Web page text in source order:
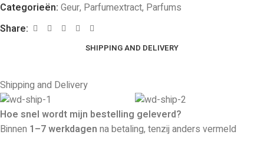
Categorieën: Geur, Parfumextract, Parfums
Share:
SHIPPING AND DELIVERY
Shipping and Delivery
Hoe snel wordt mijn bestelling geleverd?
Binnen 1–7 werkdagen na betaling, tenzij anders vermeld